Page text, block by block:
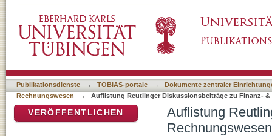
Publikationsdienste → TOBIAS-portale →
Dokumente zentraler
Rechnungswesen
→ Auflistung Reutlinger Diskussionsbeiträge zu Finanz-
Auflistung
VERÖFFENTLICHEN